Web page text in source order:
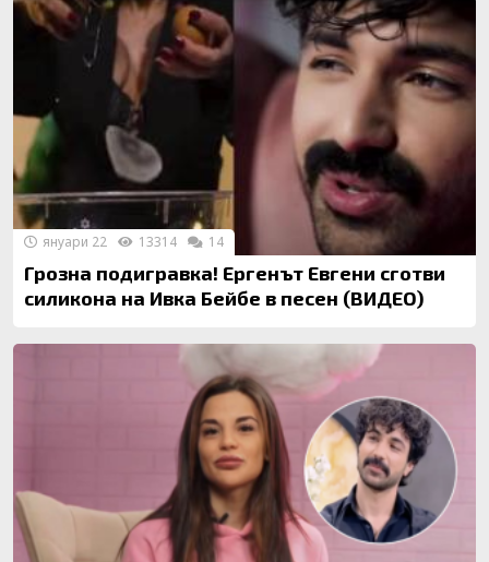
Грозна подигравка! Ергенът Евгени сготви
силикона на Ивка Бейбе в песен (ВИДЕО)
януари 22 13314 14